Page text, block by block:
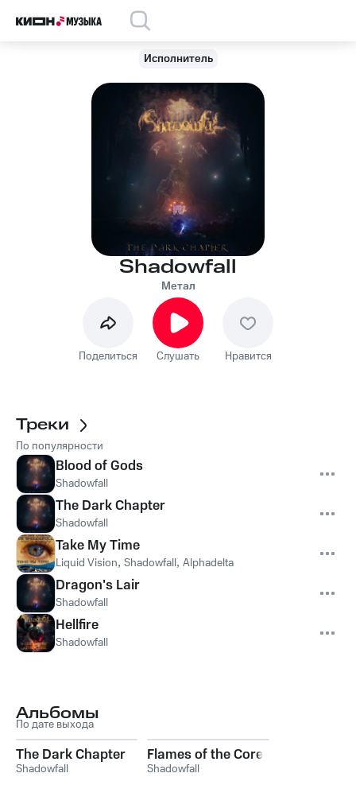
Исполнитель
Shadowfall
Метал
Поделиться Слушать Нравится
Треки
По популярности
Blood of Gods
Shadowfall
The Dark Chapter
Shadowfall
Take My Time
Liquid Vision, Shadowfall, Alphadelta
Dragon's Lair
Shadowfall
Hellfire
Shadowfall
Альбомы
По дате выхода
The Dark Chapter
Shadowfall
Flames of the Core
Shadowfall